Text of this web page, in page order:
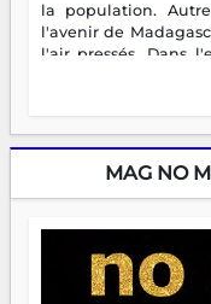
la population.
l'avenir de
l'air pressés. Dans
plus nombreux à
sans filet, souvent
dorment vraiment
encore meilleures.
Prix RFI
jeunes qui
s'arrêter là,
serait passer à côté
brûle fort — et
MAG NO